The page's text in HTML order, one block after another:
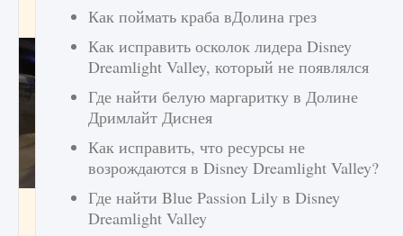
9 августа 2024 1 244 0 0
Как исправить неработающие награды For
Как поймать краба вДолина грез
Как исправить осколок лидера Disney
Dreamlight Valley, который не появлялся
Где найти белую маргаритку в Долине
Дримлайт Диснея
Как исправить, что ресурсы не
возрождаются в Disney Dreamlight Valley?
Где найти Blue Passion Lily в Disney
Dreamlight Valley